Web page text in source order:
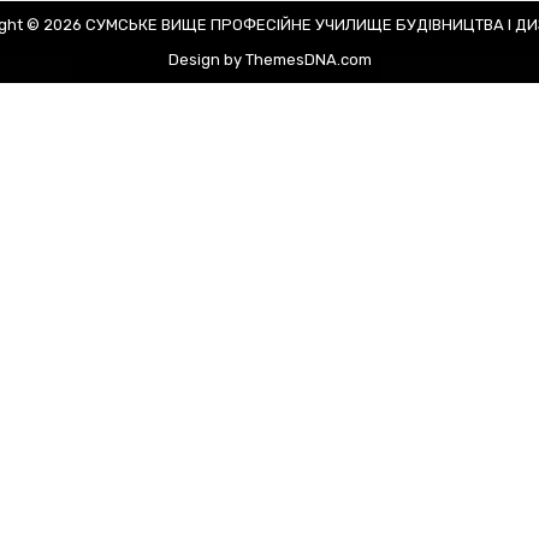
© 2026 СУМСЬКЕ ВИЩЕ ПРОФЕСІЙНЕ УЧИЛИЩЕ БУДІВНИЦТВА І
Design by ThemesDNA.com